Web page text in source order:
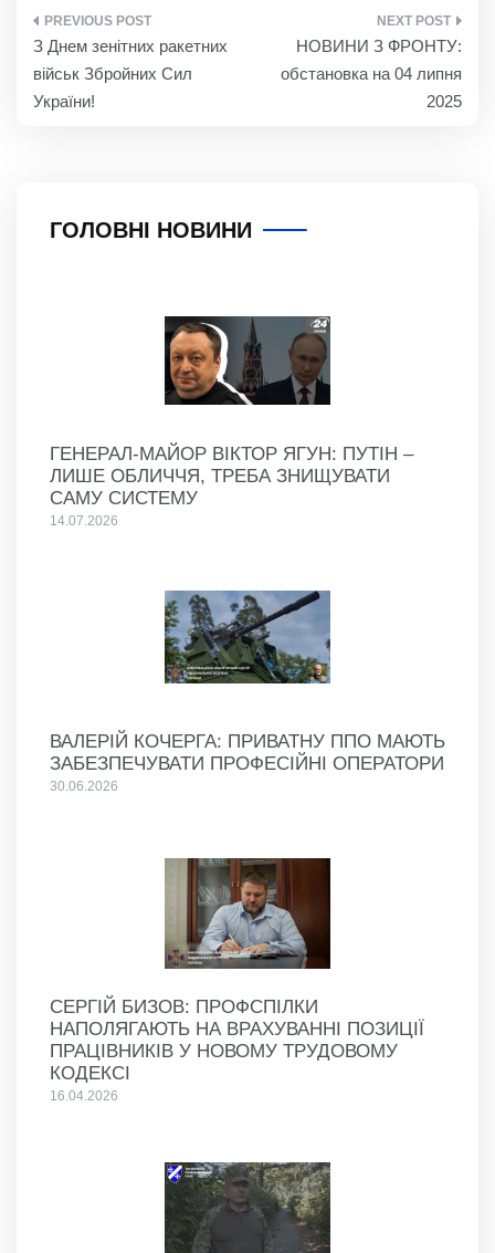
НАВІГАЦІЯ
ЗАПИСІВ
З Днем зенітних ракетних
військ Збройних Сил
України!
НОВИНИ З ФРОНТУ:
обстановка на 04 липня
2025
ГОЛОВНІ НОВИНИ
ГЕНЕРАЛ-МАЙОР ВІКТОР ЯГУН: ПУТІН –
ЛИШЕ ОБЛИЧЧЯ, ТРЕБА ЗНИЩУВАТИ
САМУ СИСТЕМУ
14.07.2026
ВАЛЕРІЙ КОЧЕРГА: ПРИВАТНУ ППО МАЮТЬ
ЗАБЕЗПЕЧУВАТИ ПРОФЕСІЙНІ ОПЕРАТОРИ
30.06.2026
СЕРГІЙ БИЗОВ: ПРОФСПІЛКИ
НАПОЛЯГАЮТЬ НА ВРАХУВАННІ ПОЗИЦІЇ
ПРАЦІВНИКІВ У НОВОМУ ТРУДОВОМУ
КОДЕКСІ
16.04.2026